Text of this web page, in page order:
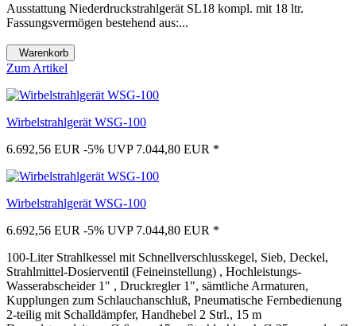
Ausstattung Niederdruckstrahlgerät SL18 kompl. mit 18 ltr.
Fassungsvermögen bestehend aus:...
Warenkorb
Zum Artikel
Wirbelstrahlgerät WSG-100
6.692,56 EUR -5% UVP 7.044,80 EUR *
Wirbelstrahlgerät WSG-100
6.692,56 EUR -5% UVP 7.044,80 EUR *
100-Liter Strahlkessel mit Schnellverschlusskegel, Sieb, Deckel,
Strahlmittel-Dosierventil (Feineinstellung) , Hochleistungs-
Wasserabscheider 1" , Druckregler 1", sämtliche Armaturen,
Kupplungen zum Schlauchanschluß, Pneumatische Fernbedienung
2-teilig mit Schalldämpfer, Handhebel 2 Strl., 15 m